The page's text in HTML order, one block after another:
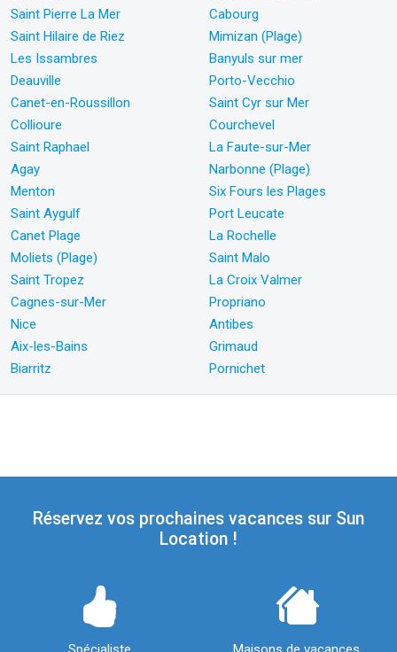
Saint Pierre La Mer
Cabourg
Saint Hilaire de Riez
Mimizan (Plage)
Les Issambres
Banyuls sur mer
Deauville
Porto-Vecchio
Canet-en-Roussillon
Saint Cyr sur Mer
Collioure
Courchevel
Saint Raphael
La Faute-sur-Mer
Agay
Narbonne (Plage)
Menton
Six Fours les Plages
Saint Aygulf
Port Leucate
Canet Plage
La Rochelle
Moliets (Plage)
Saint Malo
Saint Tropez
La Croix Valmer
Cagnes-sur-Mer
Propriano
Nice
Antibes
Aix-les-Bains
Grimaud
Biarritz
Pornichet
Réservez vos prochaines vacances sur Sun
Location !